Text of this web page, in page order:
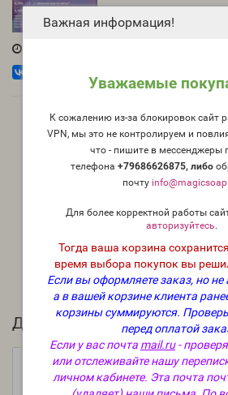
Важная информация!
Уважаемые
К сожалению из-за блокировок сайт
VPN, мы это не контролируем и
что - пишите в мессенджеры
телефона+79686626875, либоо
почту
Для более корректной работы
авторизуйтесь.
Тогда ваша корзина
время выбора покупок вы
Если вы оформляете заказ, но не
а в вашей корзине клиента
корзины суммируются.
перед оплатой
Если у вас почта mail.ru-
или отслеживайте нашу
личном кабинете. Эта почта
Для создания шампуня вам